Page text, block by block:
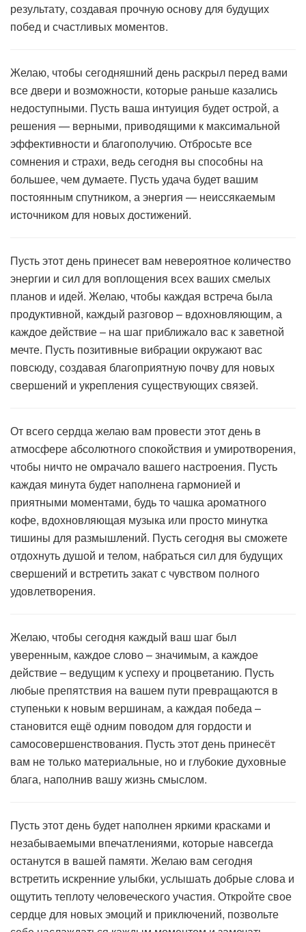
результату, создавая прочную основу для будущих
побед и счастливых моментов.
Желаю, чтобы сегодняшний день раскрыл перед вами
все двери и возможности, которые раньше казались
недоступными. Пусть ваша интуиция будет острой, а
решения — верными, приводящими к максимальной
эффективности и благополучию. Отбросьте все
сомнения и страхи, ведь сегодня вы способны на
большее, чем думаете. Пусть удача будет вашим
постоянным спутником, а энергия — неиссякаемым
источником для новых достижений.
Пусть этот день принесет вам невероятное количество
энергии и сил для воплощения всех ваших смелых
планов и идей. Желаю, чтобы каждая встреча была
продуктивной, каждый разговор – вдохновляющим, а
каждое действие – на шаг приближало вас к заветной
мечте. Пусть позитивные вибрации окружают вас
повсюду, создавая благоприятную почву для новых
свершений и укрепления существующих связей.
От всего сердца желаю вам провести этот день в
атмосфере абсолютного спокойствия и умиротворения,
чтобы ничто не омрачало вашего настроения. Пусть
каждая минута будет наполнена гармонией и
приятными моментами, будь то чашка ароматного
кофе, вдохновляющая музыка или просто минутка
тишины для размышлений. Пусть сегодня вы сможете
отдохнуть душой и телом, набраться сил для будущих
свершений и встретить закат с чувством полного
удовлетворения.
Желаю, чтобы сегодня каждый ваш шаг был
уверенным, каждое слово – значимым, а каждое
действие – ведущим к успеху и процветанию. Пусть
любые препятствия на вашем пути превращаются в
ступеньки к новым вершинам, а каждая победа –
становится ещё одним поводом для гордости и
самосовершенствования. Пусть этот день принесёт
вам не только материальные, но и глубокие духовные
блага, наполнив вашу жизнь смыслом.
Пусть этот день будет наполнен яркими красками и
незабываемыми впечатлениями, которые навсегда
останутся в вашей памяти. Желаю вам сегодня
встретить искренние улыбки, услышать добрые слова и
ощутить теплоту человеческого участия. Откройте свое
сердце для новых эмоций и приключений, позвольте